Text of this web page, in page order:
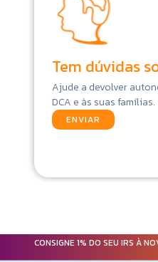
Tem dúvidas
Ajude a devolver
DCA e às suas famílias.
ENVIAR
CONSIGNE 1% DO SEU IRS À